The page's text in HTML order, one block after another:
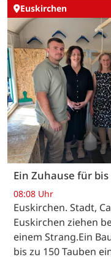
Euskirchen
Ein Zuhause für
08:08 Uhr
Euskirchen. Stadt,
Euskirchen ziehen
einem Strang.Ein
bis zu 150 Tauben